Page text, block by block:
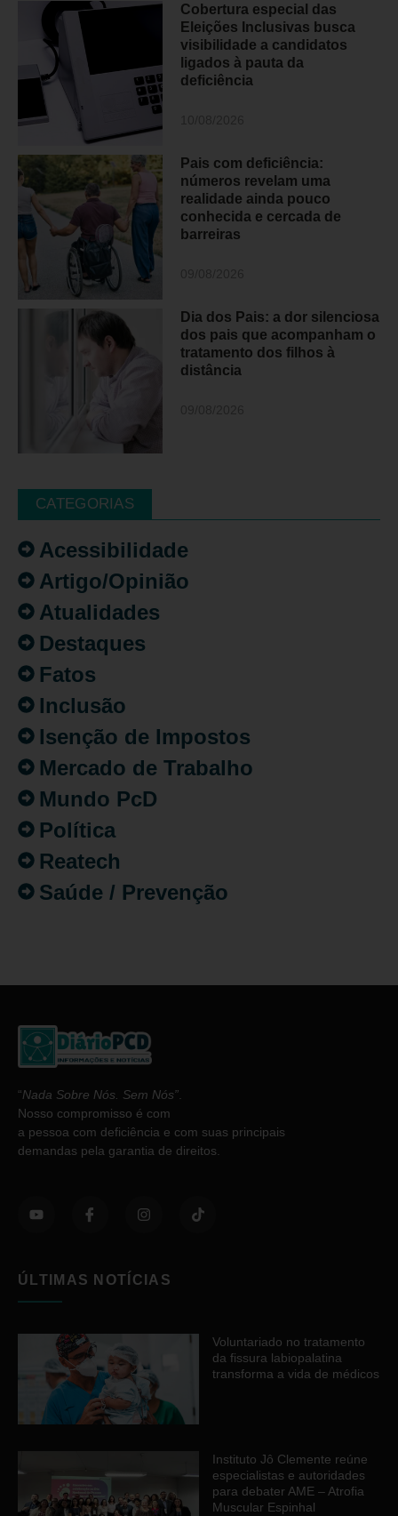
Cobertura especial das
Eleições Inclusivas busca
visibilidade a candidatos
ligados à pauta da
deficiência
Pais com deficiência:
números revelam uma
realidade ainda pouco
conhecida e cercada de
barreiras
Dia dos Pais: a dor silenciosa
dos pais que acompanham o
tratamento dos filhos à
distância
CATEGORIAS
Acessibilidade
Artigo/Opinião
Atualidades
Destaques
Fatos
Inclusão
Isenção de Impostos
Mercado de Trabalho
Mundo PcD
Política
Reatech
Saúde / Prevenção
“Nada Sobre Nós. Sem Nós”.
Nosso compromisso é com
a pessoa com deficiência e com suas principais
demandas pela garantia de direitos.
ÚLTIMAS NOTÍCIAS
Voluntariado no tratamento
da fissura labiopalatina
transforma a vida de médicos
Instituto Jô Clemente reúne
especialistas e autoridades
para debater AME – Atrofia
Muscular Espinhal